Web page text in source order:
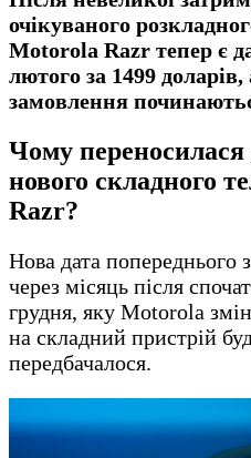
очікуваного
Motorola Razr тепер є
лютого за 1499 доларів,
замовлення
Чому переносилася
нового складного
Razr?
Нова дата попереднього
через місяць після
грудня, яку Motorola
на складний пристрій
передбачалося.